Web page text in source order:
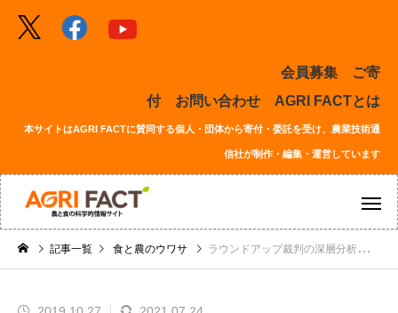
会員募集
ご寄
付
お問い合わせ AGRI FACTとは
本サイトはAGRI FACTに賛同する個人・団体から寄付・委託を受け、農業技術通
信社が制作・編集・運営しています
記事一覧 食と農のウワサ ラウンドアップ裁判の深層分析【後編】 農薬メーカー側を支持する全米の生産者団体と農業州の共和党議員【コラム】